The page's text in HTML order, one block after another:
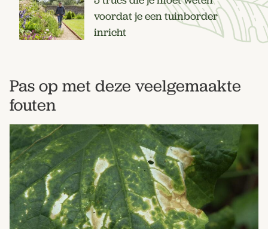
voordat je een tuinborder
inricht
Pas op met deze veelgemaakte
fouten